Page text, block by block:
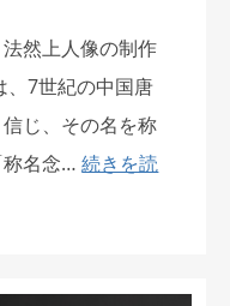
然上人像の制作
、7世紀の中国唐
じ、その名を称
称名念…続きを読